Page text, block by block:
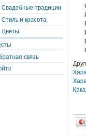
Свадебные традиции
Стиль и красота
Цветы
связь